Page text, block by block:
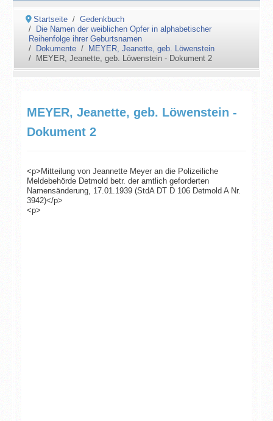
Startseite
Gedenkbuch
Die Namen der weiblichen Opfer in alphabetischer
Reihenfolge ihrer Geburtsnamen
Dokumente
MEYER, Jeanette, geb. Löwenstein
MEYER, Jeanette, geb. Löwenstein - Dokument 2
MEYER, Jeanette, geb. Löwenstein -
Dokument 2
<p>Mitteilung von Jeannette Meyer an die Polizeiliche
Meldebehörde Detmold betr. der amtlich geforderten
Namensänderung, 17.01.1939 (StdA DT D 106 Detmold A Nr.
3942)</p>
<p>